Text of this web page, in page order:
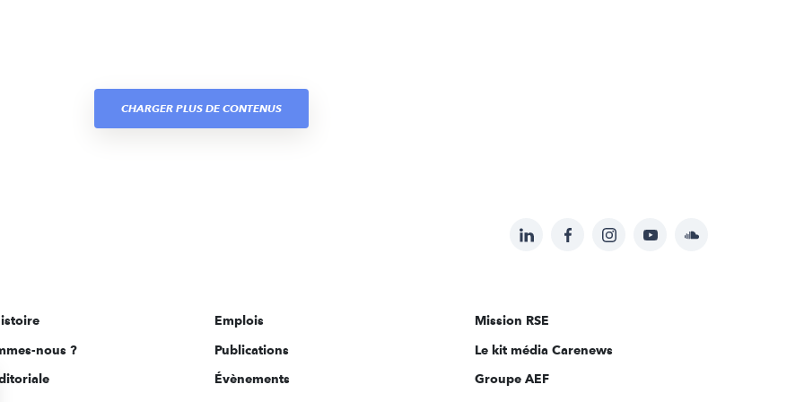
CHARGER PLUS DE CONTENUS
Suivez-
sur:
LinkedInFacebookInstagramYouTubeSoundcloud
nous ?
Emplois
Publications
Évènements
Mission RSE
Le kit média Carenews
Groupe AEF